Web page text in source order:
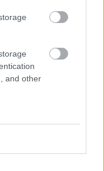
and other
ρεματιά με τον
άλλους
είναι και το
έξω από τον